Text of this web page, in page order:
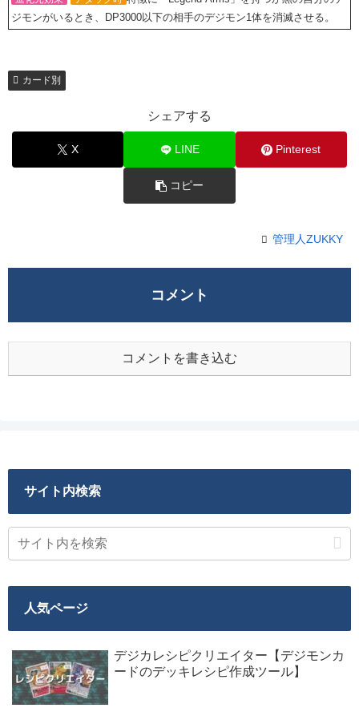
ジモンがいるとき、DP3000以下の相手のデジモン1体を消滅させる。
カード別
シェアする
X LINE Pinterest
コピー
管理人ZUKKY
コメント
コメントを書き込む
サイト内検索
人気ページ
デジカレシピクリエイター【デジモンカ
ードのデッキレシピ作成ツール】